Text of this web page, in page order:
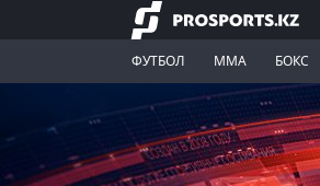
ФУТБОЛ ММА БОКС